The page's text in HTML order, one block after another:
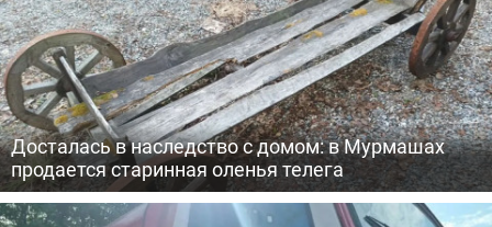
Досталась в наследство с домом: в Мурмашах
продается старинная оленья телега